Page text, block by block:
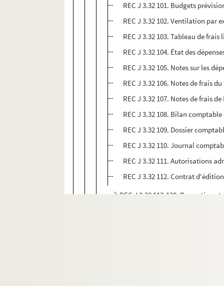
REC J 3.32 101. Budgets
REC J 3.32 102. Ventilation par
REC J 3.32 103. Tableau de
REC J 3.32 104. État des
REC J 3.32 105. Notes sur les
REC J 3.32 106. Notes de frais
REC J 3.32 107. Notes de frais
REC J 3.32 108. Bilan
REC J 3.32 109. Dossier
REC J 3.32 110. Journal
REC J 3.32 111. Autorisations
REC J 3.32 112. Contrat
REC J 3.32 113-138. Promotion